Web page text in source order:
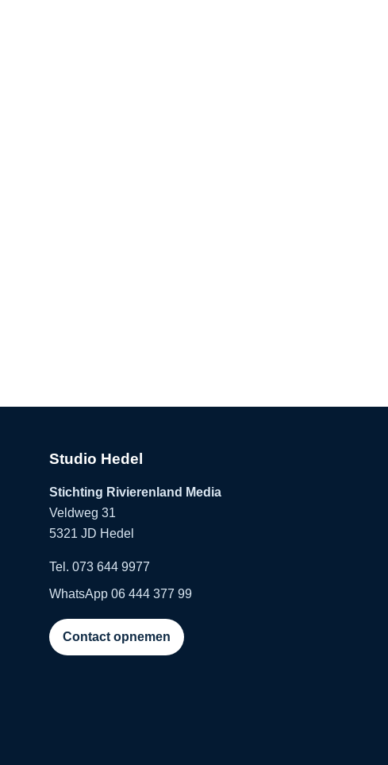
Studio Hedel
Stichting Rivierenland Media
Veldweg 31
5321 JD Hedel
Tel. 073 644 9977
WhatsApp 06 444 377 99
Contact opnemen